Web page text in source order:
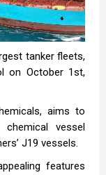
tanker fleets,
on October 1st,
aims to
chemical vessel
J19 vessels.
features